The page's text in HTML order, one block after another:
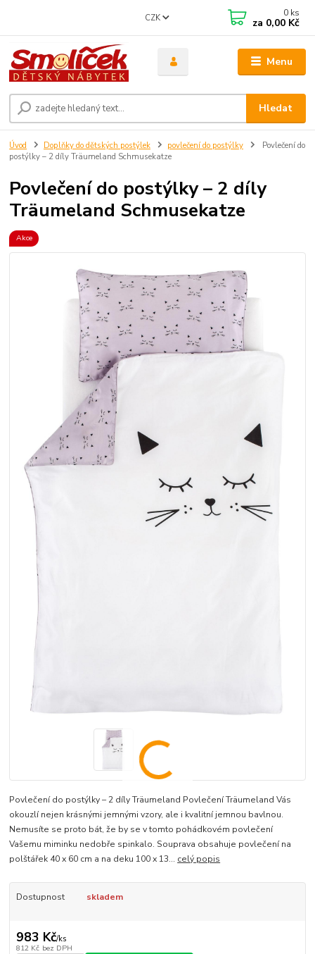
Menu
CZK
Hledat
0 ks
za 0,00 Kč
Úvod Doplňky do dětských postýlek povlečení do postýlky
Povlečení do
postýlky – 2 díly Träumeland Schmusekatze
Povlečení do postýlky – 2 díly
Träumeland Schmusekatze
Akce
Povlečení do postýlky – 2 díly Träumeland Povlečení Träumeland Vás
okouzlí nejen krásnými jemnými vzory, ale i kvalitní jemnou bavlnou.
Nemusíte se proto bát, že by se v tomto pohádkovém povlečení
Vašemu miminku nedobře spinkalo. Souprava obsahuje povlečení na
polštářek 40 x 60 cm a na deku 100 x 13... celý popis
Dostupnost skladem
983 Kč/ks
812 Kč bez DPH